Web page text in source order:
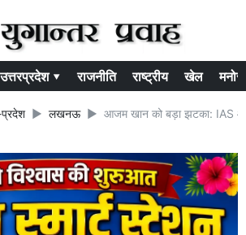
उत्तरप्रदेश ▾ राजनीति राष्ट्रीय खेल
प्रदेश लखनऊ आजम खान को बड़ा झटका: IAS